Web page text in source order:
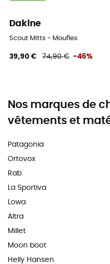
Dakine
Scout Mitts - Moufles
39,90 € 74,90 € -46%
Nos marques de
vêtements et
Patagonia
Ortovox
Rab
La Sportiva
Lowa
Altra
Millet
Moon boot
Helly Hansen